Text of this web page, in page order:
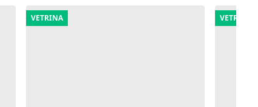
VETRINA VETRINA